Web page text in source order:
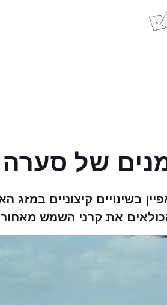
של סערה
בשינויים קיצוניים במזג
את קרני השמש